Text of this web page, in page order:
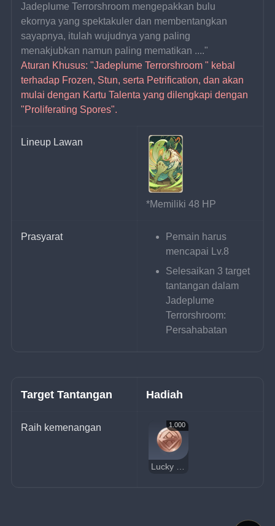
Jadeplume Terrorshroom mengepakkan bulu
ekornya yang spektakuler dan membentangkan
sayapnya, itulah wujudnya yang paling
menakjubkan namun paling mematikan ...."
Aturan Khusus: "Jadeplume Terrorshroom " kebal
terhadap Frozen, Stun, serta Petrification, dan akan
mulai dengan Kartu Talenta yang dilengkapi dengan
"Proliferating Spores".
Lineup Lawan
*Memiliki 48 HP
Prasyarat
Pemain harus
mencapai Lv.8
Selesaikan 3 target
tantangan dalam
Jadeplume
Terrorshroom:
Persahabatan
Target Tantangan Hadiah
Raih kemenangan 1.000